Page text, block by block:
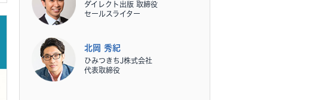
ダイレクト出版 取締役
セールスライター
北岡 秀紀
ひみつきちJ株式会社
代表取締役